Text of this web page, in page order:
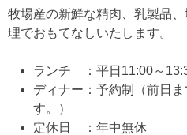
牧場産の新鮮な精肉、乳製品
理でおもてなしいたします。
ランチ ：平日11:00～
ディナー：予約制（前日
す。）
定休日 ：年中無休